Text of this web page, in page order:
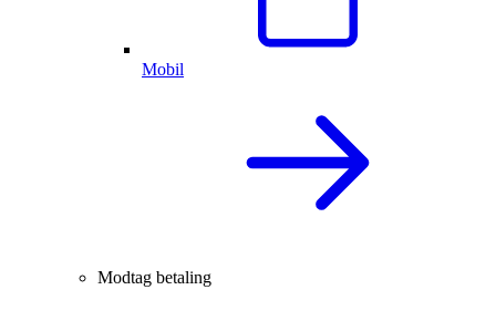
Mobil
Modtag betaling